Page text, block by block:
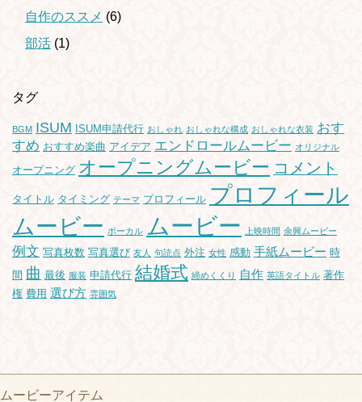
自作のススメ (6)
部活 (1)
タグ
BGM ISUM ISUM申請代行 おしゃれ おしゃれな構成 おしゃれな衣装 おす
すめ おすすめ楽曲 アイデア エンドロールムービー オリジナル
オープニング オープニングムービー コメント
タイトル タイミング テーマ プロフィール プロフィール
ムービー ボーカル ムービー 上映時間 余興ムービー
例文 写真枚数 写真選び 友人 句読点 外注 女性 感動 手紙ムービー 時
間 曲 最後 服装 申請代行 結婚式 締めくくり 自作 英語タイトル 著作
権 費用 選び方 雰囲気
ムービーアイテム